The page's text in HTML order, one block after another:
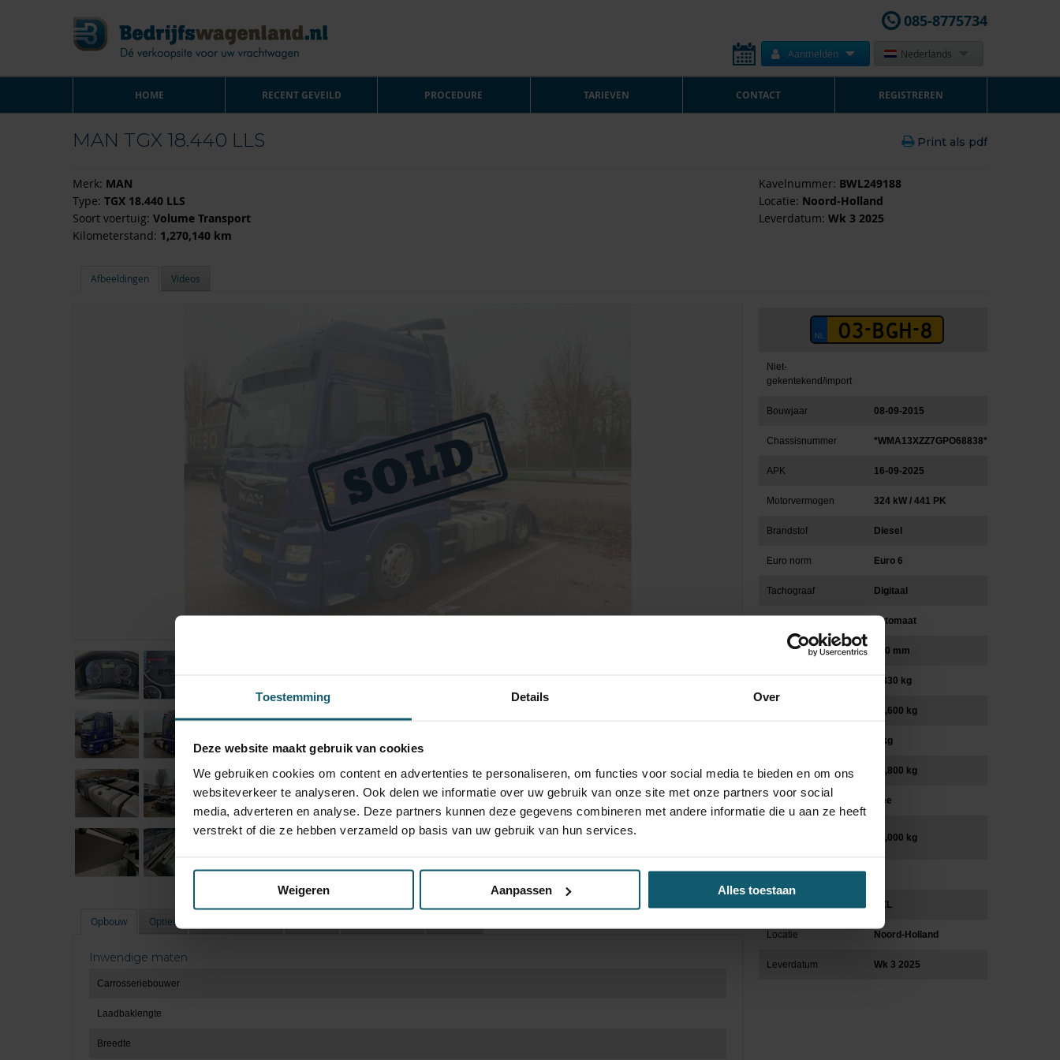
Toestemming Details Over
Deze website maakt gebruik van cookies
We gebruiken cookies om content en advertenties te personaliseren, om functies voor social media te bieden en om ons
websiteverkeer te analyseren. Ook delen we informatie over uw gebruik van onze site met onze partners voor social
media, adverteren en analyse. Deze partners kunnen deze gegevens combineren met andere informatie die u aan ze heeft
verstrekt of die ze hebben verzameld op basis van uw gebruik van hun services.
Weigeren Aanpassen Alles toestaan
085-8775734
HOME RECENT GEVEILD PROCEDURE TARIEVEN CONTACT REGISTREREN
Aanmelden Nederlands
MAN TGX 18.440 LLS Print als pdf
Merk: MAN
Type: TGX 18.440 LLS
Soort voertuig: Volume Transport
Kilometerstand: 1,270,140 km
Kavelnummer: BWL249188
Locatie: Noord-Holland
Leverdatum: Wk 3 2025
Afbeeldingen Videos
Opbouw Opties
Inwendige maten
Carrosseriebouwer
Laadbaklengte
Breedte
Niet-
gekentekend/import
Bouwjaar 08-09-2015
Chassisnummer *WMA13XZZ7GPO68838*
APK 16-09-2025
Motorvermogen 324 kW / 441 PK
Brandstof Diesel
Euro norm Euro 6
Tachograaf Digitaal
automaat
Wielbasis (mm) 360 mm
7,830 kg
18,600 kg
0 kg
Laadvermogen (kg) 10,800 kg
Nee
50,000 kg
Asconfiguratie
XXL
Locatie Noord-Holland
Leverdatum Wk 3 2025